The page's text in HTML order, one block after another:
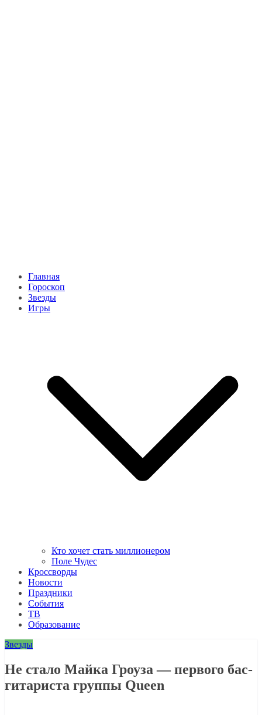
Главная
Гороскоп
Звезды
Игры
Кто хочет стать миллионером
Поле Чудес
Кроссворды
Новости
Праздники
События
ТВ
Образование
Звезды
Не стало Майка Гроуза — первого бас-
гитариста группы Queen